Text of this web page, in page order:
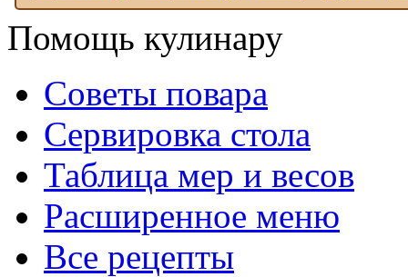
Помощь кулинару
Советы повара
Сервировка стола
Таблица мер и весов
Расширенное меню
Все рецепты